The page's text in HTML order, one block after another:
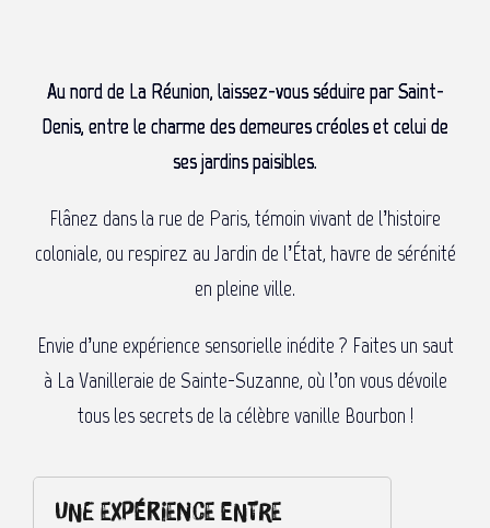
Au nord de La Réunion, laissez-vous séduire par Saint-
Denis, entre le charme des demeures créoles et celui de
ses jardins paisibles.
Flânez dans la rue de Paris, témoin vivant de l’histoire
coloniale, ou respirez au Jardin de l’État, havre de sérénité
en pleine ville.
Envie d’une expérience sensorielle inédite ? Faites un saut
à La Vanilleraie de Sainte-Suzanne, où l’on vous dévoile
tous les secrets de la célèbre vanille Bourbon !
Une expérience entre